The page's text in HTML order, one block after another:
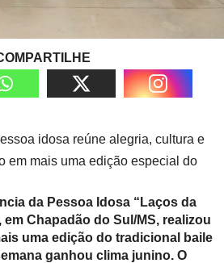
idosa reúne alegria, cultura e
em mais uma edição especial do
da Pessoa Idosa “Laços da
em Chapadão do Sul/MS, realizou
uma edição do tradicional baile
ganhou clima junino. O